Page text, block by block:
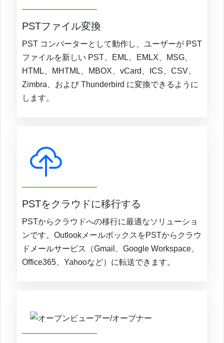
PSTファイル変換
PST コンバーターとして動作し、ユーザーが PST
ファイルを新しい PST、EML、EMLX、MSG、
HTML、MHTML、MBOX、vCard、ICS、CSV、
Zimbra、および Thunderbird に変換できるように
します。
PSTをクラウドに移行する
PSTからクラウドへの移行に最適なソリューショ
ンです。OutlookメールボックスをPSTからクラウ
ドメールサービス（Gmail、Google Workspace、
Office365、Yahooなど）に転送できます。